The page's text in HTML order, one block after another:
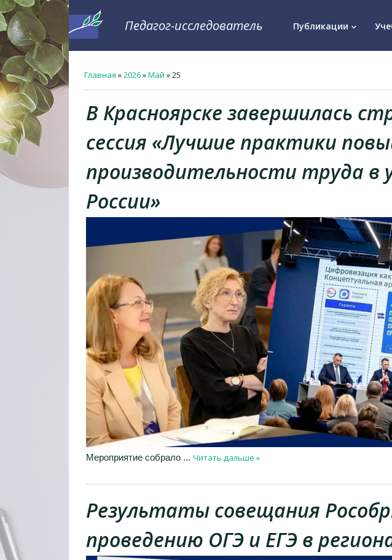
Педагог-исследователь Публикации keyboard_arrow_down
Главная »2026»Май »25
В Красноярске завершилась
сессия «Лучшие практики
производительности труда в
России»
Мероприятие собрало ... Читать дальше »
Результаты совещания
проведению ОГЭ и ЕГЭ в